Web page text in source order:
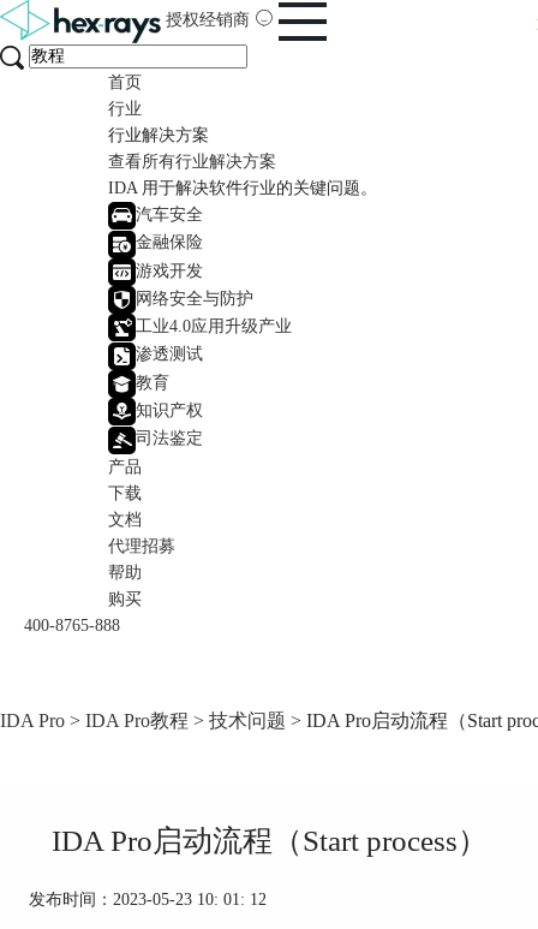
授权经销商
首页
行业
行业解决方案
查看所有行业解决方案
IDA 用于解决软件行业的关键问题。
汽车安全
金融保险
游戏开发
网络安全与防护
工业4.0应用升级产业
渗透测试
教育
知识产权
司法鉴定
产品
下载
文档
代理招募
帮助
购买
400-8765-888
IDA Pro > IDA Pro教程 > 技术问题 > IDA Pro启动流程（Start
IDA Pro启动流程（Start process）
发布时间：2023-05-23 10: 01: 12